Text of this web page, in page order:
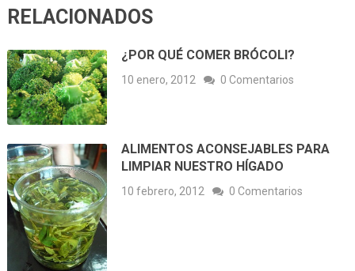
RELACIONADOS
¿POR QUÉ COMER BRÓCOLI?
10 enero, 2012 0 Comentarios
ALIMENTOS ACONSEJABLES PARA
LIMPIAR NUESTRO HÍGADO
10 febrero, 2012 0 Comentarios